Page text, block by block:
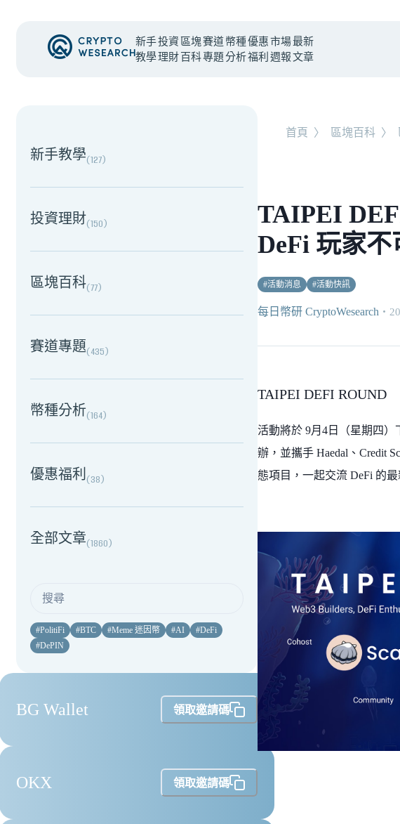
新手
教學
投資
理財
區塊
百科
賽道
專題
幣種
分析
優惠
福利
市場
週報
最新
文章
NEW EVENT
新手教學(127)
投資理財(150)
區塊百科(77)
賽道專題(435)
幣種分析(164)
優惠福利(38)
全部文章(1860)
#PolitiFi #BTC #Meme 迷因幣 #AI #DeFi
#DePIN
BG Wallet 領取邀請碼
OKX 領取邀請碼
首頁 〉 區塊百科 〉
TAIPEI
DeFi 玩家不
#活動消息 #活動快訊
每日幣研 CryptoWesearch ・
TAIPEI DEFI ROUND
活動將於 9月4日（星期四）
辦，並攜手 Haedal、Credit
態項目，一起交流 DeFi 的